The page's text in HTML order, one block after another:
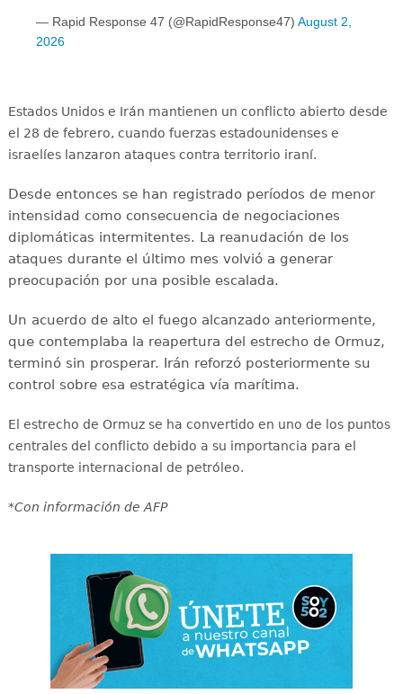
— Rapid Response 47 (@RapidResponse47) August 2,
2026
Estados Unidos e Irán mantienen un conflicto abierto desde
el 28 de febrero, cuando fuerzas estadounidenses e
israelíes lanzaron ataques contra territorio iraní.
Desde entonces se han registrado períodos de menor
intensidad como consecuencia de negociaciones
diplomáticas intermitentes. La reanudación de los
ataques durante el último mes volvió a generar
preocupación por una posible escalada.
Un acuerdo de alto el fuego alcanzado anteriormente,
que contemplaba la reapertura del estrecho de Ormuz,
terminó sin prosperar. Irán reforzó posteriormente su
control sobre esa estratégica vía marítima.
El estrecho de Ormuz se ha convertido en uno de los puntos
centrales del conflicto debido a su importancia para el
transporte internacional de petróleo.
*Con información de AFP